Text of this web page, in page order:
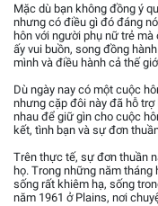
Mặc dù bạn không đồng ý
nhưng có điều gì đó đáng
hôn với người phụ nữ trẻ
ấy vui buồn, song đồng
mình và điều hành cả thế
Dù ngày nay có một cuộc
nhưng cặp đôi này đã hỗ
nhau để giữ gìn cho cuộc
kết, tình bạn và sự đơn
Trên thực tế, sự đơn thuần
họ. Trong những năm tháng
sống rất khiêm hạ, sống
năm 1961 ở Plains, nơi